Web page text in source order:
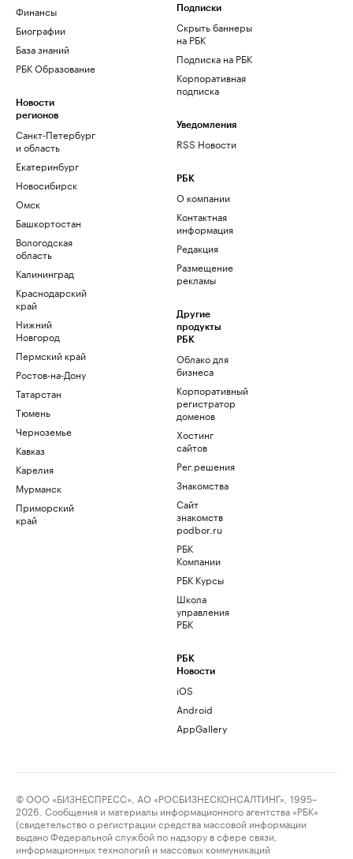
Финансы
Биографии
База знаний
РБК Образование
Новости
регионов
Санкт-Петербург
и область
Екатеринбург
Новосибирск
Омск
Башкортостан
Вологодская
область
Калининград
Краснодарский
край
Нижний
Новгород
Пермский край
Ростов-на-Дону
Татарстан
Тюмень
Черноземье
Кавказ
Карелия
Мурманск
Приморский
край
Подписки
Скрыть баннеры
на РБК
Подписка на РБК
Корпоративная
подписка
Уведомления
RSS Новости
РБК
О компании
Контактная
информация
Редакция
Размещение
рекламы
Другие
продукты
РБК
Облако для
бизнеса
Корпоративный
регистратор
доменов
Хостинг
сайтов
Рег.решения
Знакомства
Сайт
знакомств
podbor.ru
РБК
Компании
РБК Курсы
Школа
управления
РБК
РБК
Новости
iOS
Android
AppGallery
© ООО «БИЗНЕСПРЕСС», АО «РОСБИЗНЕСКОНСАЛТИНГ», 1995–
2026. Сообщения и материалы информационного агентства «РБК»
(свидетельство о регистрации средства массовой информации
выдано Федеральной службой по надзору в сфере связи,
информационных технологий и массовых коммуникаций